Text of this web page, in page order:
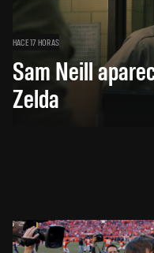
HACE 17 HORAS
Sam Neill
Zelda